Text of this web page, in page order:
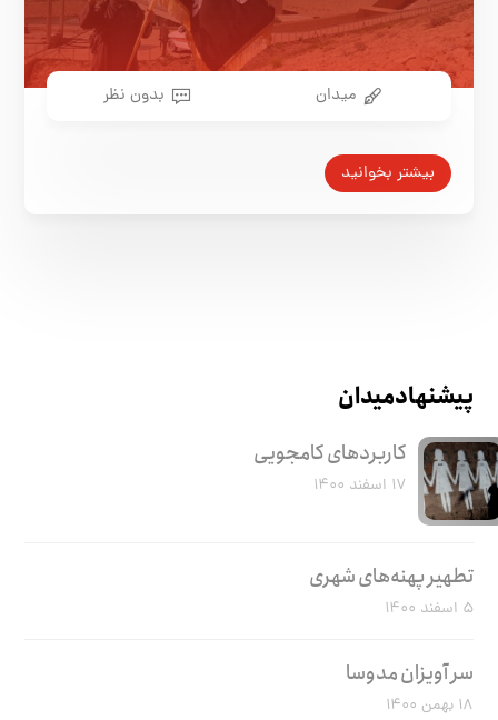
میدان بدون نظر
بیشتر بخوانید
پیشنهاد میدان
کاربرد‌های کامجویی
۱۷ اسفند ۱۴۰۰
تطهیر پهنه‌های شهری
۵ اسفند ۱۴۰۰
سر آویزان مدوسا
۱۸ بهمن ۱۴۰۰